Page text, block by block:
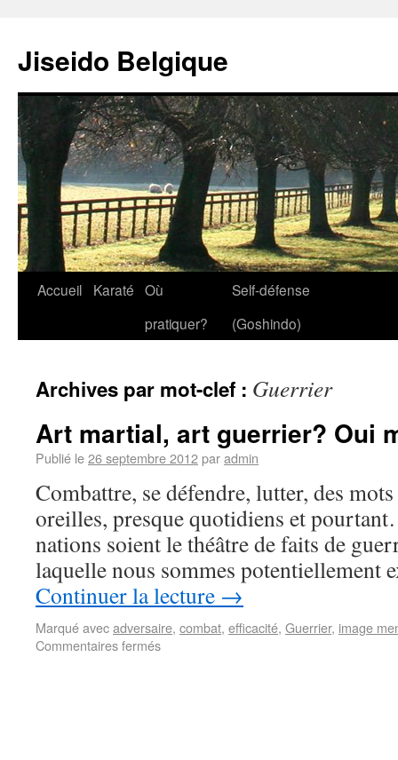
Jiseido Belgique
Accueil Karaté Où
pratiquer?
Self-défense
(Goshindo)
Archives par mot-clef : Guerrier
Art martial, art guerrier? Oui
Publié le26 septembre 2012paradmin
Combattre, se défendre, lutter, des
oreilles, presque quotidiens et
nations soient le théâtre de faits de
laquelle nous sommes potentiellement
Continuer la lecture →
Marqué avecadversaire, combat, efficacité, Guerrier, image
Commentaires fermés